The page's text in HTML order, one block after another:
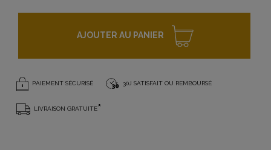
AJOUTER AU PANIER
PAIEMENT SÉCURISÉ 30J SATISFAIT OU REMBOURSÉ
LIVRAISON GRATUITE*